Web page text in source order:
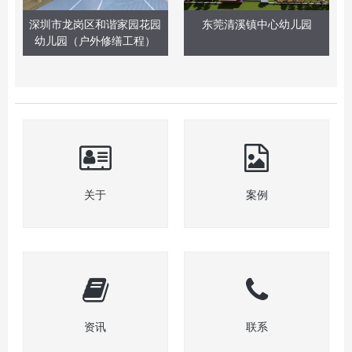
深圳市龙岗区和谐家园花园
幼儿园（户外修缮工程）
东莞清溪镇中心幼儿园
关于 案例
资讯 联系